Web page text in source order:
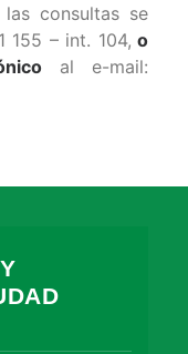
consultas se
155 – int. 104, o
al e-mail: